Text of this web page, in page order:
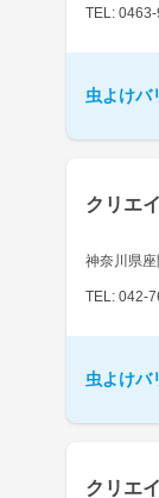
TEL:
虫よけバ
クリエ
神奈川県
TEL: 042-
虫よけバ
クリエ